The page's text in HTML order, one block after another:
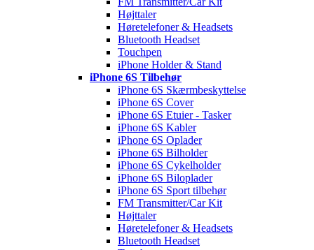
Højttaler
Høretelefoner & Headsets
Bluetooth Headset
Touchpen
iPhone Holder & Stand
iPhone 6S Tilbehør
iPhone 6S Skærmbeskyttelse
iPhone 6S Cover
iPhone 6S Etuier - Tasker
iPhone 6S Kabler
iPhone 6S Oplader
iPhone 6S Bilholder
iPhone 6S Cykelholder
iPhone 6S Biloplader
iPhone 6S Sport tilbehør
FM Transmitter/Car Kit
Højttaler
Høretelefoner & Headsets
Bluetooth Headset